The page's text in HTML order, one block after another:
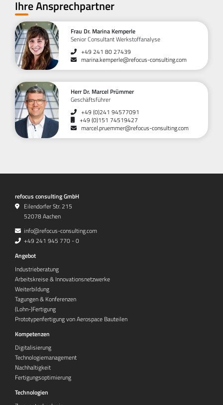
Ihre Ansprechpartner
Frau Dr. Marina Kemperle
Senior Consultant Werkstoffanalyse
+49 241 80 27439
marina.kemperle@refocus-consulting.com
Herr Dr. Marcel Prümmer
Geschäftsführer
+49 (0)241 94577091
+49 (0)151 74519427
marcel.pruemmer@refocus-consulting.com
refocus consulting GmbH
Eilendorfer Str. 215
52078 Aachen
info@refocus-consulting.com
+49 241 945 770 - 0
Angebot
Industrieberatung
Arbeitskreise & Innovationsnetzwerke
Weiterbildung
Tagungen & Konferenzen
(Lohn-)Fertigung
Prototypenfertigung von Aerospace Bauteilen
Kompetenzen
Digitalisierung
Technologiemanagement
Nachhaltigkeit
Fertigungsoptimierung
Technologien